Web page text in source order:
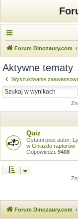
Forum Dinozaury.com
Aktywne tematy
Wyszukiwanie
Quiz
Ostatni post autor:
w Gniazdo raptorów
Odpowiedzi: 9408
Forum Dinozaury.com